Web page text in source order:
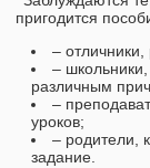
пригодится
–
–
различным
–
уроков;
– родители,
задание.